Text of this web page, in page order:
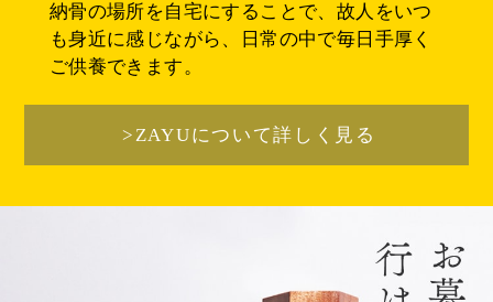
納骨の場所を自宅にすることで、故人をいつ
も身近に感じながら、日常の中で毎日手厚く
ご供養できます。
>ZAYUについて詳しく見る